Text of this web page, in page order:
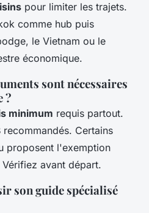
pour limiter les trajets.
comme hub puis
le Vietnam ou le
économique.
sont nécessaires
?
minimum requis partout.
Certains
proposent l'exemption
avant départ.
son guide spécialisé